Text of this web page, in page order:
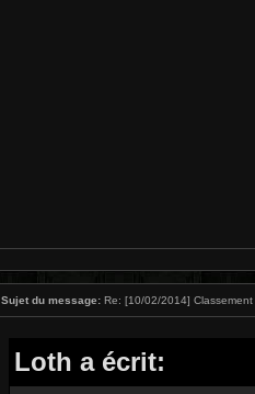
Sujet du message: Re: [10/02/2014]
Loth a écrit: